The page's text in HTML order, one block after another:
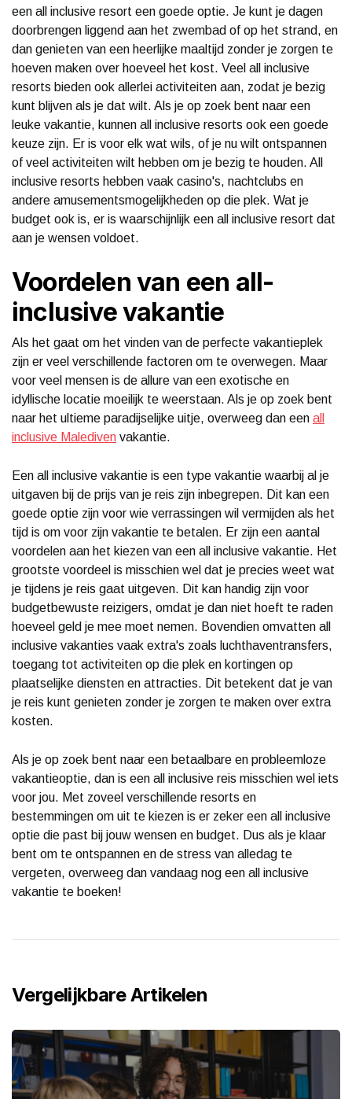
een all inclusive resort een goede optie. Je kunt je dagen
doorbrengen liggend aan het zwembad of op het strand, en
dan genieten van een heerlijke maaltijd zonder je zorgen te
hoeven maken over hoeveel het kost. Veel all inclusive
resorts bieden ook allerlei activiteiten aan, zodat je bezig
kunt blijven als je dat wilt. Als je op zoek bent naar een
leuke vakantie, kunnen all inclusive resorts ook een goede
keuze zijn. Er is voor elk wat wils, of je nu wilt ontspannen
of veel activiteiten wilt hebben om je bezig te houden. All
inclusive resorts hebben vaak casino's, nachtclubs en
andere amusementsmogelijkheden op die plek. Wat je
budget ook is, er is waarschijnlijk een all inclusive resort dat
aan je wensen voldoet.
Voordelen van een all-
inclusive vakantie
Als het gaat om het vinden van de perfecte vakantieplek
zijn er veel verschillende factoren om te overwegen. Maar
voor veel mensen is de allure van een exotische en
idyllische locatie moeilijk te weerstaan. Als je op zoek bent
naar het ultieme paradijselijke uitje, overweeg dan een all
inclusive Malediven vakantie.
Een all inclusive vakantie is een type vakantie waarbij al je
uitgaven bij de prijs van je reis zijn inbegrepen. Dit kan een
goede optie zijn voor wie verrassingen wil vermijden als het
tijd is om voor zijn vakantie te betalen. Er zijn een aantal
voordelen aan het kiezen van een all inclusive vakantie. Het
grootste voordeel is misschien wel dat je precies weet wat
je tijdens je reis gaat uitgeven. Dit kan handig zijn voor
budgetbewuste reizigers, omdat je dan niet hoeft te raden
hoeveel geld je mee moet nemen. Bovendien omvatten all
inclusive vakanties vaak extra's zoals luchthaventransfers,
toegang tot activiteiten op die plek en kortingen op
plaatselijke diensten en attracties. Dit betekent dat je van
je reis kunt genieten zonder je zorgen te maken over extra
kosten.
Als je op zoek bent naar een betaalbare en probleemloze
vakantieoptie, dan is een all inclusive reis misschien wel iets
voor jou. Met zoveel verschillende resorts en
bestemmingen om uit te kiezen is er zeker een all inclusive
optie die past bij jouw wensen en budget. Dus als je klaar
bent om te ontspannen en de stress van alledag te
vergeten, overweeg dan vandaag nog een all inclusive
vakantie te boeken!
Vergelijkbare Artikelen